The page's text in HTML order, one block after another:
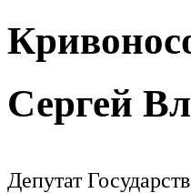
Сергей
Депутат